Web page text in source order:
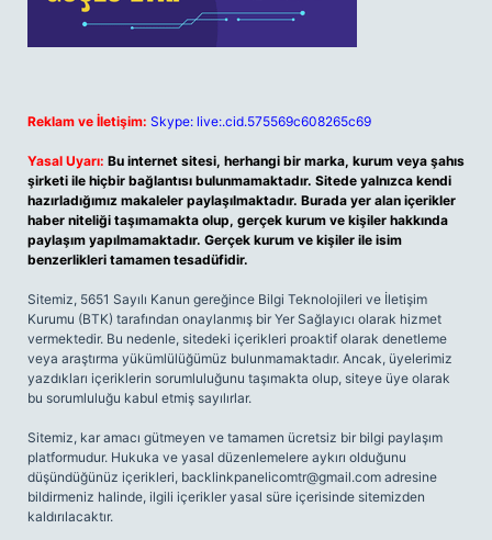
Reklam ve İletişim: Skype: live:.cid.575569c608265c69
Yasal Uyarı: Bu internet sitesi, herhangi bir marka, kurum veya şahıs
şirketi ile hiçbir bağlantısı bulunmamaktadır. Sitede yalnızca kendi
hazırladığımız makaleler paylaşılmaktadır. Burada yer alan içerikler
haber niteliği taşımamakta olup, gerçek kurum ve kişiler hakkında
paylaşım yapılmamaktadır. Gerçek kurum ve kişiler ile isim
benzerlikleri tamamen tesadüfidir.
Sitemiz, 5651 Sayılı Kanun gereğince Bilgi Teknolojileri ve İletişim
Kurumu (BTK) tarafından onaylanmış bir Yer Sağlayıcı olarak hizmet
vermektedir. Bu nedenle, sitedeki içerikleri proaktif olarak denetleme
veya araştırma yükümlülüğümüz bulunmamaktadır. Ancak, üyelerimiz
yazdıkları içeriklerin sorumluluğunu taşımakta olup, siteye üye olarak
bu sorumluluğu kabul etmiş sayılırlar.
Sitemiz, kar amacı gütmeyen ve tamamen ücretsiz bir bilgi paylaşım
platformudur. Hukuka ve yasal düzenlemelere aykırı olduğunu
düşündüğünüz içerikleri, backlinkpanelicomtr@gmail.com adresine
bildirmeniz halinde, ilgili içerikler yasal süre içerisinde sitemizden
kaldırılacaktır.